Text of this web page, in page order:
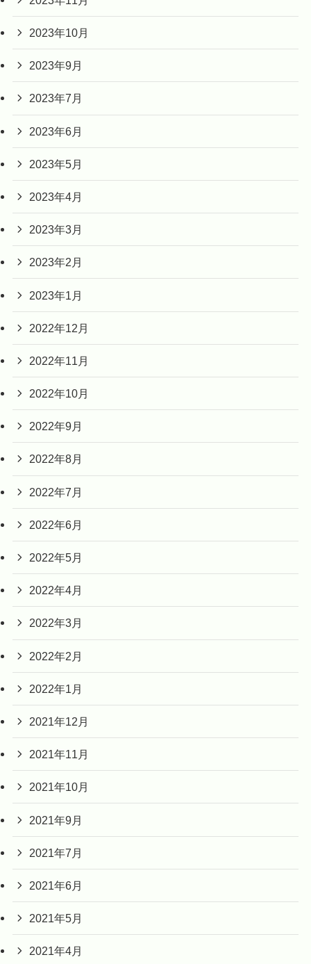
2023年10月
2023年9月
2023年7月
2023年6月
2023年5月
2023年4月
2023年3月
2023年2月
2023年1月
2022年12月
2022年11月
2022年10月
2022年9月
2022年8月
2022年7月
2022年6月
2022年5月
2022年4月
2022年3月
2022年2月
2022年1月
2021年12月
2021年11月
2021年10月
2021年9月
2021年7月
2021年6月
2021年5月
2021年4月